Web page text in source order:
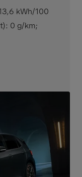
kWh/100
0 g/km;